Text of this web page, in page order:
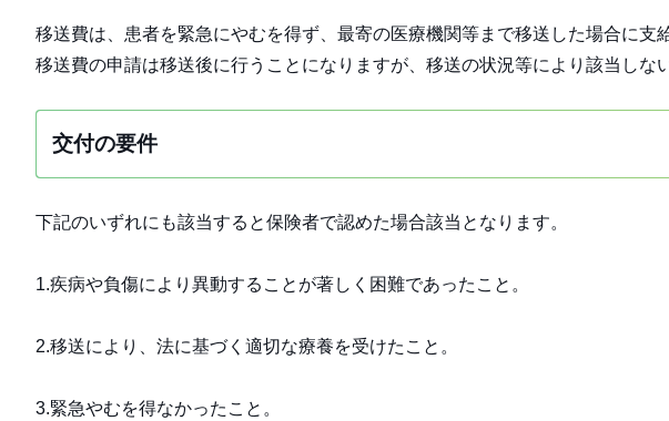
移送費は、患者を緊急にやむを得ず、最寄の医療機関等まで移送した場合に支
移送費の申請は移送後に行うことになりますが、移送の状況等により該当しな
交付の要件
下記のいずれにも該当すると保険者で認めた場合該当となります。
1.疾病や負傷により異動することが著しく困難であったこと。
2.移送により、法に基づく適切な療養を受けたこと。
3.緊急やむを得なかったこと。